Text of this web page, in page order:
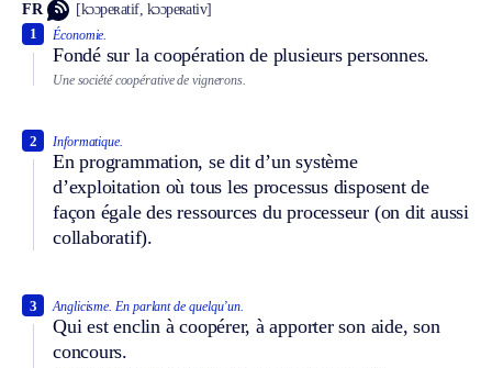
FR [kɔɔpeʀatif, kɔɔpeʀativ]
Économie.
Fondé sur la coopération de plusieurs personnes.
1
Une société coopérative de vignerons.
Informatique.
En programmation, se dit d’un système
d’exploitation où tous les processus disposent de
façon égale des ressources du processeur (on dit aussi
collaboratif).
2
Anglicisme. En parlant de quelqu’un.
Qui est enclin à coopérer, à apporter son aide, son
concours.
3